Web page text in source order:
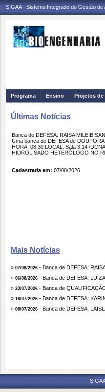
SIGAA - Sistema Integrado de Gestão de
Programa Ensino Projetos de
Últimas Notícias
Banca de DEFESA: RAISA MILEIB
Uma banca de DEFESA de
HORA: 08:30 LOCAL: Sala 3.14 /
HIDROLISADO HETERÓLOGO NO
Cadastrada em: 07/08/2026
Mais Notícias
» 07/08/2026 - Banca de DEFESA:
» 06/08/2026 - Banca de DEFESA:
» 23/07/2026 - Banca de
» 16/07/2026 - Banca de DEFESA:
» 08/07/2026 - Banca de DEFESA: